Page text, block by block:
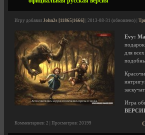
Игру добавил John2s [11865|1666] | 2013-08-31 (обновлено) |
Evy:
для
Игра
Комментариев: 2 | Просмотров: 20199